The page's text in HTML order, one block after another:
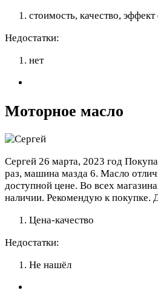
стоимость, качество,
Недостатки:
нет
Моторное масло
Сергей 26 марта, 2023 год
раз, машина мазда 6. Масло
доступной цене. Во всех
наличии. Рекомендую к покупке.
Цена-качество
Недостатки:
Не нашёл